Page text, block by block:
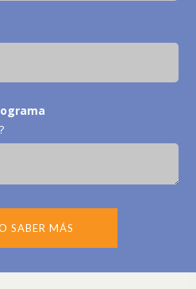
SABER MÁS